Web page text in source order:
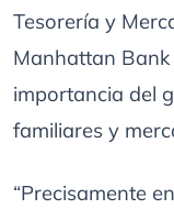
Tesorería y
Manhattan Bank
importancia del
familiares y
“Precisamente